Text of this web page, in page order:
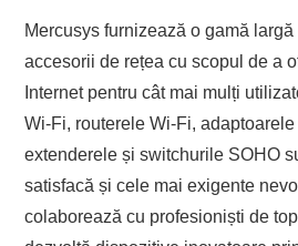
Mercusys furnizează o gamă
accesorii de rețea cu scopul de a
Internet pentru cât mai mulți
Wi-Fi, routerele Wi-Fi,
extenderele și switchurile SOHO
satisfacă și cele mai exigente
colaborează cu profesioniști de